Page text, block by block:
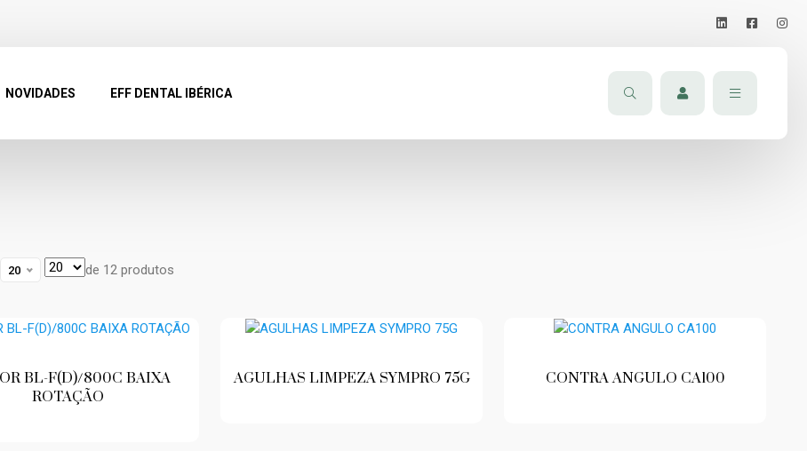
NOVIDADES EFF DENTAL IBÉRICA
20 de 12 produtos
BL-F(D)/800C BAIXA
ROTAÇÃO
AGULHAS LIMPEZA SYMPRO 75G CONTRA ANGULO CA100